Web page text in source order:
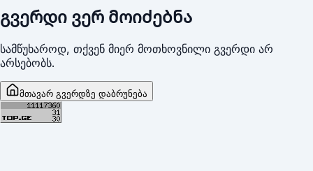
გვერდი ვერ მოიძებნა
სამწუხაროდ, თქვენ მიერ მოთხოვნილი გვერდი არ
არსებობს.
მთავარ გვერდზე დაბრუნება